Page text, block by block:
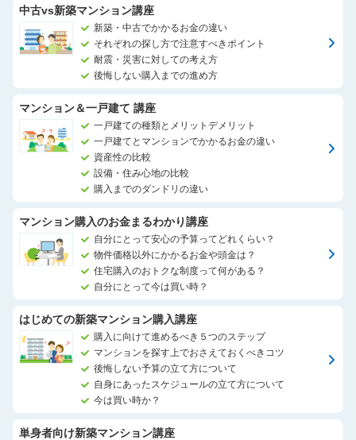
中古vs新築マンション講座
新築・中古でかかるお金の違い
それぞれの探し方で注意すべきポイント
耐震・災害に対しての考え方
後悔しない購入までの進め方
マンション＆一戸建て 講座
一戸建ての種類とメリットデメリット
一戸建てとマンションでかかるお金の違い
資産性の比較
設備・住み心地の比較
購入までのダンドリの違い
マンション購入のお金まるわかり講座
自分にとって安心の予算ってどれくらい？
物件価格以外にかかるお金や頭金は？
住宅購入のおトクな制度って何がある？
自分にとって今は買い時？
はじめての新築マンション購入講座
購入に向けて進めるべき５つのステップ
マンションを探す上でおさえておくべきコツ
後悔しない予算の立て方について
自身にあったスケジュールの立て方について
今は買い時か？
単身者向け新築マンション講座